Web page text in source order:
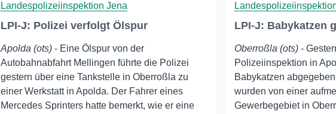
Landespolizeiinspektion Jena
LPI-J: Polizei verfolgt Ölspur
Apolda (ots)- Eine Ölspur von der
Autobahnabfahrt Mellingen führte die Polizei
gestern über eine Tankstelle in Oberroßla zu
einer Werkstatt in Apolda. Der Fahrer eines
Mercedes Sprinters hatte bemerkt, wie er eine
LPI-J: Babykatzen
Oberroßla (ots) -
Polizeiinspektion in
Babykatzen
wurden von einer
Gewerbegebiet in